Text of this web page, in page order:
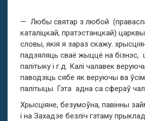
— Любы святар з любой
каталіцкай, пратэстанцкай)
словы, якія я зараз скажу.
падзяляць сваё жыццё на бізнэс,
палітыку і г.д. Калі чалавек
паводзіць сябе як веруючы ва
палітыцы. Гэта адна са сфераў
Хрысціяне, безумоўна, павінны
і на Захадзе безліч гэтаму